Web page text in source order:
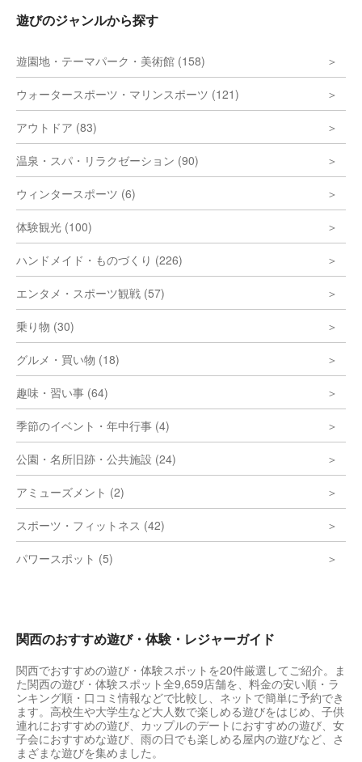
遊びのジャンルから探す
遊園地・テーマパーク・美術館 (158)
ウォータースポーツ・マリンスポーツ (121)
アウトドア (83)
温泉・スパ・リラクゼーション (90)
ウィンタースポーツ (6)
体験観光 (100)
ハンドメイド・ものづくり (226)
エンタメ・スポーツ観戦 (57)
乗り物 (30)
グルメ・買い物 (18)
趣味・習い事 (64)
季節のイベント・年中行事 (4)
公園・名所旧跡・公共施設 (24)
アミューズメント (2)
スポーツ・フィットネス (42)
パワースポット (5)
関西のおすすめ遊び・体験・レジャーガイド
関西でおすすめの遊び・体験スポットを20件厳選してご紹介。ま
た関西の遊び・体験スポット全9,659店舗を、料金の安い順・ラ
ンキング順・口コミ情報などで比較し、ネットで簡単に予約でき
ます。高校生や大学生など大人数で楽しめる遊びをはじめ、子供
連れにおすすめの遊び、カップルのデートにおすすめの遊び、女
子会におすすめな遊び、雨の日でも楽しめる屋内の遊びなど、さ
まざまな遊びを集めました。